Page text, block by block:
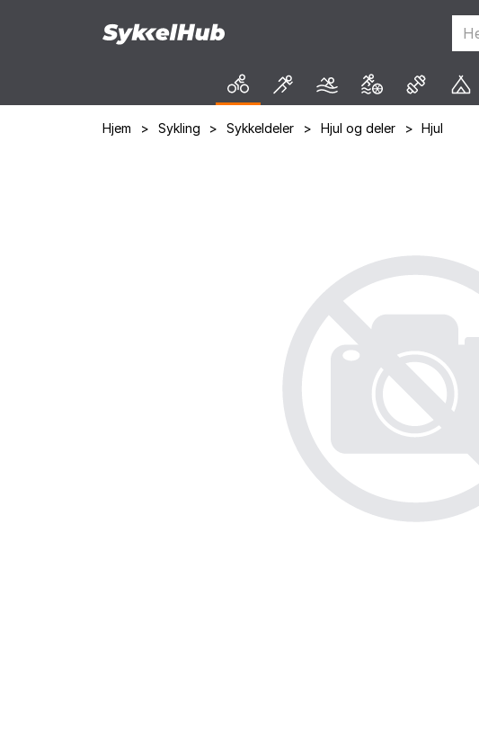
Hjem > Sykling > Sykkeldeler > Hjul og deler > Hjul